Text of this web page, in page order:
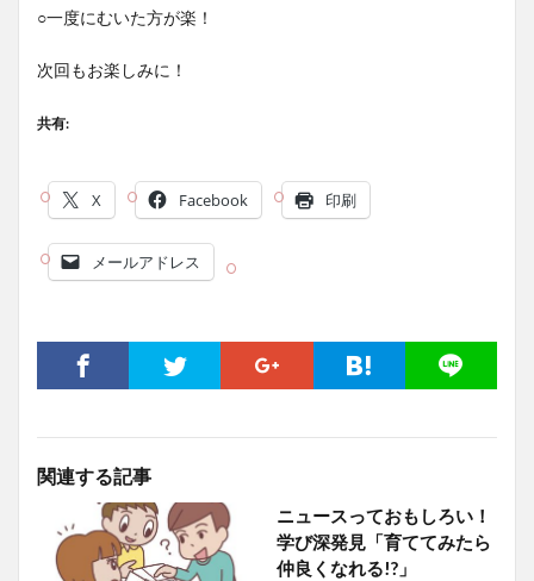
○一度にむいた方が楽！
次回もお楽しみに！
共有:
X Facebook 印刷
メールアドレス
関連する記事
ニュースっておもしろい！
学び深発見「育ててみたら
仲良くなれる!?」